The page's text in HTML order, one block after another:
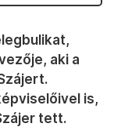
aki a
is,
tett.